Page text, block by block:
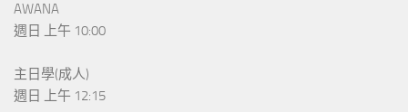
AWANA
週日 上午 10:00
主日學(成人)
週日 上午 12:15